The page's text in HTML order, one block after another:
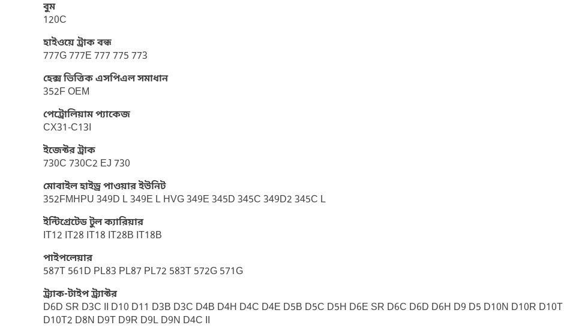
বুম
120C
হাইওয়ে ট্রাক বন্ধ
777G 777E 777 775 773
হেক্স ভিত্তিক এসপিএল সমাধান
352F OEM
পেট্রোলিয়াম প্যাকেজ
CX31-C13I
ইজেক্টর ট্রাক
730C 730C2 EJ 730
মোবাইল হাইড্র পাওয়ার ইউনিট
352FMHPU 349D L 349E L HVG 349E 345D 345C 349D2 345C L
ইন্টিগ্রেটেড টুল ক্যারিয়ার
IT12 IT28 IT18 IT28B IT18B
পাইপলেয়ার
587T 561D PL83 PL87 PL72 583T 572G 571G
ট্র্যাক-টাইপ ট্র্যাক্টর
D6D SR D3C II D10 D11 D3B D3C D4B D4H D4C D4E D5B D5C D5H D6E SR D6C D6D D6H D9 D5 D10N D10R
D10T2 D8N D9T D9R D9L D9N D4C II